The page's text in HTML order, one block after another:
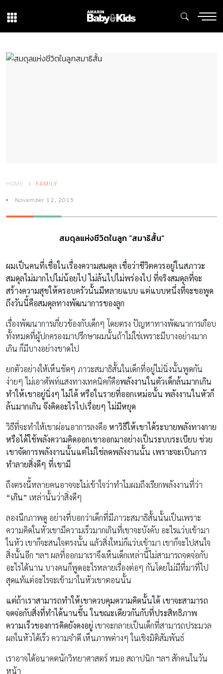
HOME FAMILY
November 12, 2015
สมดุลแห่งชีวิตในลูก “สมาธิสั้น”
ผมเป็นคนที่เชื่อในเรื่องความสมดุล เชื่อว่าชีวิตควรอยู่ในสภาวะ
สมดุลไม่มากไปไม่น้อยไป ไม่ล้นไปไม่พร่องไป ที่จริงสมดุลที่จะ
สร้างความสุขให้ครอบครัวนั้นมีหลายแบบ แต่แบบหนึ่งที่จะขอพูด
ถึงวันนี้คือสมดุลทางพัฒนาการของลูก
เรื่องพัฒนาการเกี่ยวข้องกับเด็กๆ โดยตรง ปัญหาทางพัฒนาการเกือบ
ทั้งหมดที่ผู้ปกครองมาปรึกษาผมนั้นถ้าไม่ใช่เพราะมีบางอย่างมาก
เกิน ก็มีบางอย่างขาดไป
ยกตัวอย่างให้เห็นชัดๆ ภาวะสมาธิสั้นในเด็กที่อยู่ไม่นิ่งนั้นพูดกัน
ง่ายๆ ไม่เอาศัพท์แสงทางเทคนิคก็คือพลังงานในตัวเด็กล้นมากเกิน
ทำให้เขาอยู่นิ่งๆ ไม่ได้ หรือในรายที่ออกเหม่อนั้น พลังงานในหัวก็
ล้นมากเกิน จึงคิดอะไรไปเรื่อยๆ ไม่มีหยุด
วิธีที่จะทำให้เขาผ่อนอาการลงคือ หาวิธีให้เขาได้ระบายพลังทางกาย
หรือได้ใช้พลังความคิดออกเขาออกมาอย่างเป็นระบบระเบียบ ช่วย
เขาจัดการพลังงานนั้นแต่ไม่ใช่ลดพลังงานนั้น เพราะจะเป็นการ
ทำลายสิ่งดีๆ ที่เขามี
ถึงตรงนี้หลายคนอาจจะไม่เข้าใจว่าทำไมผมถึงเรียกพลังงานที่ว่า
“เกิน” เหล่านั้นว่าสิ่งดีๆ
ลองนึกภาพดู อย่างที่บอกว่าเด็กที่มีภาวะสมาธิสั้นนั้นเป็นเพราะ
ความคิดในหัวเขามีความเร็วมากเกินที่เขาจะบังคับ อะไรแว่บเข้ามา
ในหัว เขาก็จะสนใจตรงนั้น แล้วสิ่งใหม่ก็แว่บเข้ามา เขาก็จะไปสนใจ
สิ่งนั้นอีก ฯลฯ ผลที่ออกมาเราจึงเห็นเด็กเหล่านี้ไม่สามารถจดจ่อกับ
อะไรได้นาน บางคนก็พูดอะไรหลายเรื่องต่อๆ กันโดยไม่มีที่มาที่ไป
สุดแท้แต่อะไรจะเข้ามาในหัวเขาตอนนั้น
แต่ถ้าเราสามารถทำให้เขาควบคุมความคิดนั้นได้ เขาจะสามารถ
จดจ่อกับสิ่งที่ทำได้นานขึ้น ในขณะเดียวกันกับที่ประสิทธิภาพ
ความเร็วของการคิดยังคงอยู่ เขาจะกลายเป็นเด็กที่สามารถประมวล
ผลในหัวได้เร็ว ความจำดี เห็นภาพต่างๆ ในเชิงมิติสัมพันธ์
เราอาจได้อนาคตนักวิทยาศาสตร์ หมอ สถาปนิก ฯลฯ สักคนในวัน
หน้า